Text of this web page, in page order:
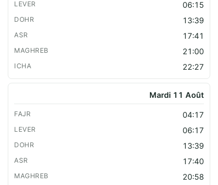
06:15
13:39
17:41
21:00
22:27
Mardi 11 Août
04:17
06:17
13:39
17:40
20:58